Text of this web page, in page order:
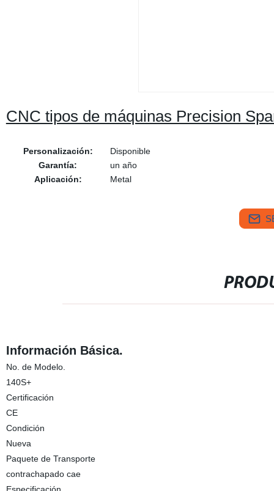
CNC tipos de máquinas Precision
Personalización:
Disponible
Garantía:
un año
Aplicación:
Metal
Información Básica.
No. de Modelo.
140S+
Certificación
CE
Condición
Nueva
Paquete de Transporte
contrachapado cae